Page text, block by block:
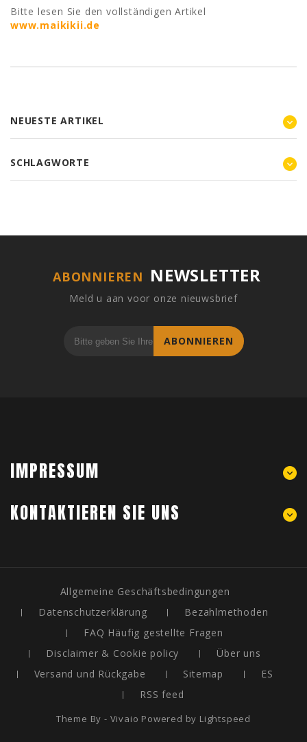
Bitte lesen Sie den vollständigen Artikel
www.maikikii.de
NEUESTE ARTIKEL
SCHLAGWORTE
ABONNIEREN NEWSLETTER
Meld u aan voor onze nieuwsbrief
ABONNIEREN
IMPRESSUM
KONTAKTIEREN SIE UNS
Allgemeine Geschäftsbedingungen
Datenschutzerklärung
Bezahlmethoden
FAQ Häufig gestellte Fragen
Disclaimer & Cookie policy
Über uns
Versand und Rückgabe
Sitemap
ES
RSS feed
Theme By - Vivaio Powered by Lightspeed